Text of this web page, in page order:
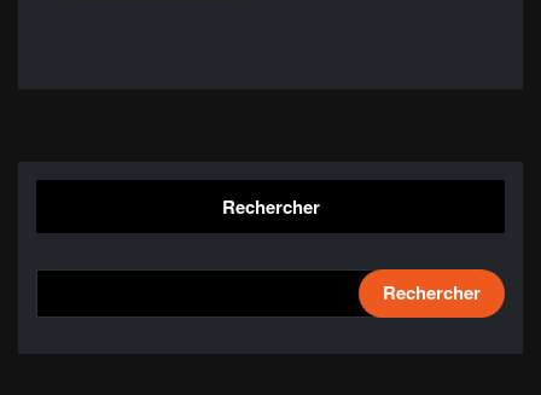
Rechercher
Rechercher